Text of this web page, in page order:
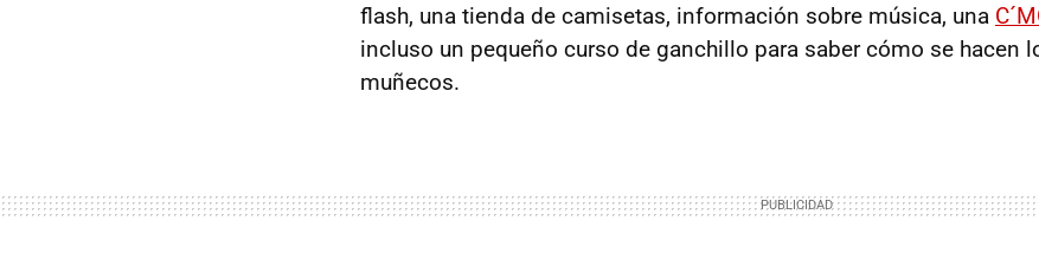
flash, una tienda de camisetas, información sobre música, una
incluso un pequeño curso de ganchillo para saber cómo se hacen
muñecos.